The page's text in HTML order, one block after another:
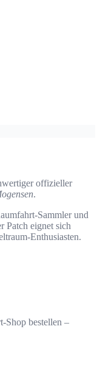
offizieller
.
Sammler und
Patch eignet sich
Enthusiasten.
Shop bestellen –